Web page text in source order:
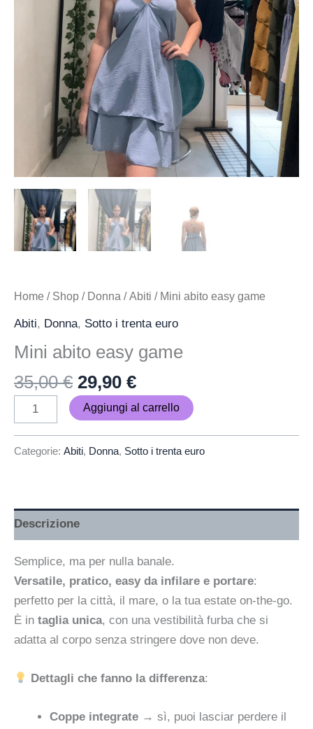
Home / Shop / Donna /Abiti / Mini abito easy game
Abiti, Donna, Sotto i trenta euro
Mini abito easy game
35,00€ 29,90 €
Aggiungi al carrello
Categorie: Abiti, Donna, Sotto i trenta euro
Descrizione
Semplice, ma per nulla banale.
Versatile, pratico, easy da infilare e portare:
perfetto per la città, il mare, o la tua estate on-the-go.
È in taglia unica, con una vestibilità furba che si
adatta al corpo senza stringere dove non deve.
Dettagli che fanno la differenza:
Coppe integrate → sì, puoi lasciar perdere il